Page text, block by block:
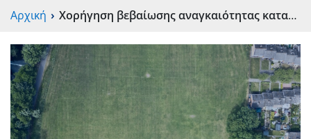
Αρχική › Χορήγηση βεβαίωσης αναγκαιότητας κατασκευής οικίσκου στέγασης αντλητικού συγκροτήματος σε πηγάδι γεώτρησης